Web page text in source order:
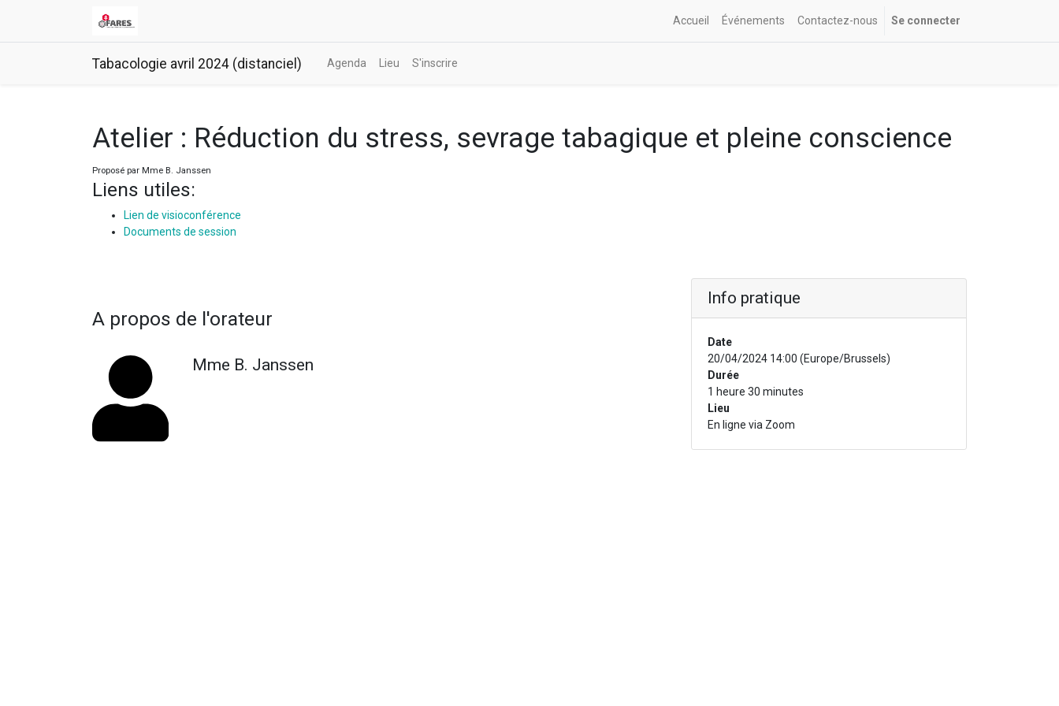
Accueil Événements Contactez-nous Se connecter
Tabacologie avril 2024 (distanciel) Agenda Lieu S'inscrire
Atelier : Réduction du stress, sevrage tabagique et pleine conscience
Proposé par Mme B. Janssen
Liens utiles:
Lien de visioconférence
Documents de session
A propos de l'orateur
Mme B. Janssen
Info pratique
Date
20/04/2024 14:00 (Europe/Brussels)
Durée
1 heure 30 minutes
Lieu
En ligne via Zoom